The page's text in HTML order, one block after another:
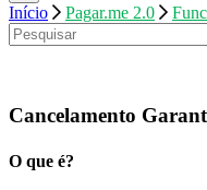
Início Pagar.me 2.0
Cancelamento
O que é?